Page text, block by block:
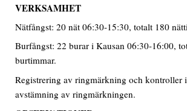
VERKSAMHET
Nätfångst: 20 nät 06:30-15:30, totalt 180
Burfångst: 22 burar i Kausan 06:30-16:00,
burtimmar.
Registrering av ringmärkning och kontroller
avstämning av ringmärkningen.